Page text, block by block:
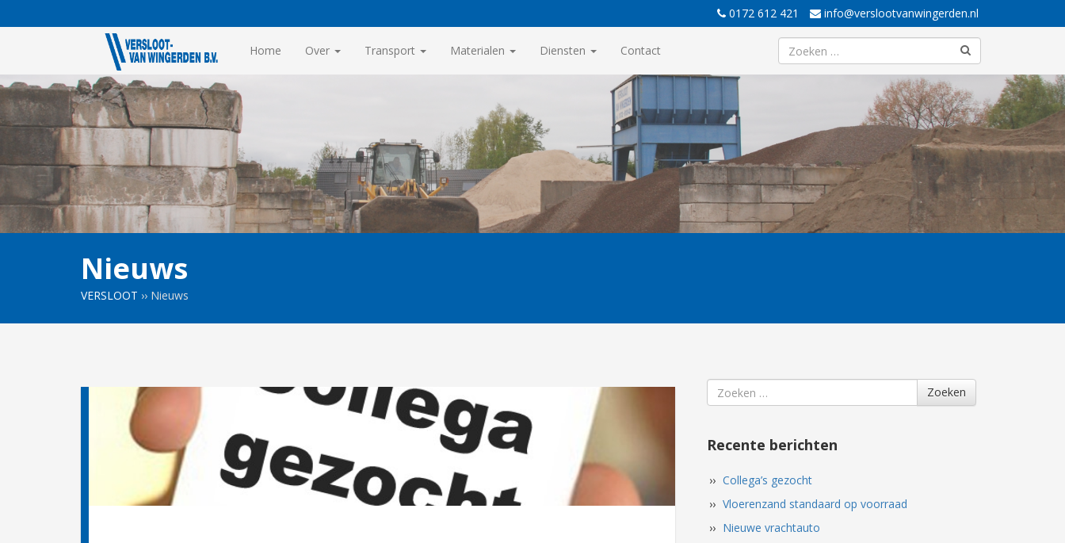
info@verslootvanwingerden.nl
0172 612 421
Home Over Transport Materialen Diensten Contact
Zoeken
naar
Nieuws
VERSLOOT ›› Nieuws
Search
for
Zoeken
Recente berichten
Collega’s gezocht
Vloerenzand standaard op voorraad
Nieuwe vrachtauto